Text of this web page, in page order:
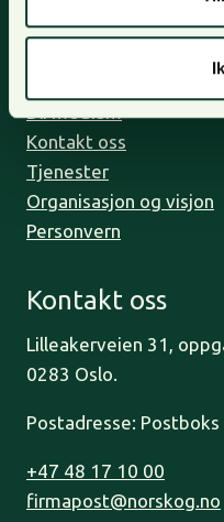
Bli medlem
Kontakt oss
Tjenester
Organisasjon og visjon
Personvern
Kontakt oss
Lilleakerveien 31,
0283 Oslo.
Postadresse:
+47 48 17 10 00
firmapost@norskog.no